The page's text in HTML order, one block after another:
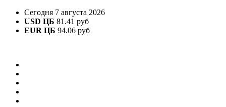
Сегодня 7 августа 2026
USD ЦБ 81.41 руб
EUR ЦБ 94.06 руб